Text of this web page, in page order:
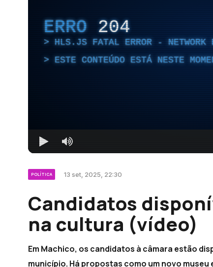
ERRO 204
HLS.JS FATAL ERROR - NETWORK
ESTE CONTEÚDO ESTÁ NESTE
POLÍTICA 13 set, 2025, 22:30
Candidatos
na cultura (vídeo)
Em Machico, os candidatos à câmara estão
município. Há propostas como um novo